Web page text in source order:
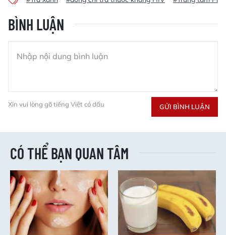
BÌNH LUẬN
Xin vui lòng gõ tiếng Việt có dấu GỬI BÌNH LUẬN
CÓ THỂ BẠN QUAN TÂM